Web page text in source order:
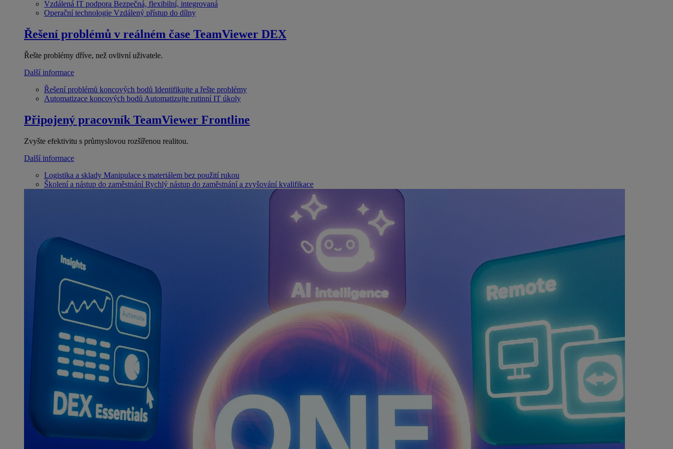
Vzdálená IT podpora Bezpečná, flexibilní, integrovaná
Operační technologie Vzdálený přístup do dílny
Řešení problémů v reálném čase TeamViewer DEX
Řešte problémy dříve, než ovlivní uživatele.
Další informace
Řešení problémů koncových bodů Identifikujte a řešte problémy
Automatizace koncových bodů Automatizujte rutinní IT úkoly
Připojený pracovník TeamViewer Frontline
Zvyšte efektivitu s průmyslovou rozšířenou realitou.
Další informace
Logistika a sklady Manipulace s materiálem bez použití rukou
Školení a nástup do zaměstnání Rychlý nástup do zaměstnání a zvyšování kvalifikace